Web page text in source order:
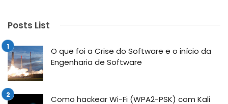
Posts List
O que foi a Crise do Software e o início da
Engenharia de Software
Como hackear Wi-Fi (WPA2-PSK) com Kali